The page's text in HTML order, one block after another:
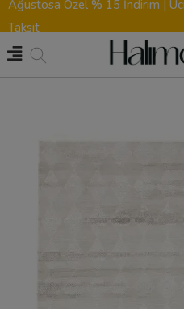
Ağustosa Özel % 15 İndirim |
Taksit